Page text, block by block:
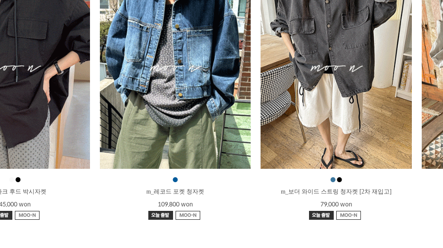
●
크 후드 박시자켓
won
●
m_레코드 포켓 청자켓
109,800 won
●●
m_보더 와이드 스트링 청자켓 [2차 재입고]
79,000 won